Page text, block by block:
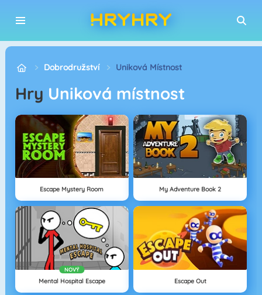
Dobrodružství Uniková Místnost
Hry Uniková místnost
Escape Mystery Room My Adventure Book 2
NOVÝ
Mental Hospital Escape Escape Out